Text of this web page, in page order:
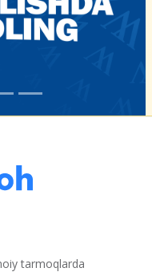
tarmoqlarda